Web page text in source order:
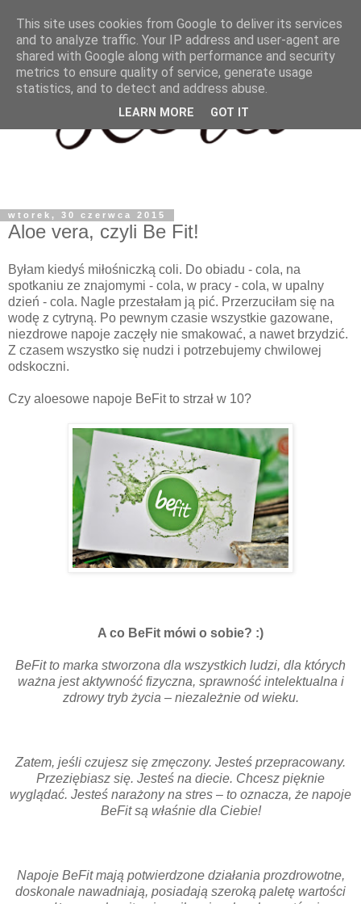
wtorek, 30 czerwca 2015
Aloe vera, czyli Be Fit!
Byłam kiedyś miłośniczką coli. Do obiadu - cola, na
spotkaniu ze znajomymi - cola, w pracy - cola, w upalny
dzień - cola. Nagle przestałam ją pić. Przerzuciłam się na
wodę z cytryną. Po pewnym czasie wszystkie gazowane,
niezdrowe napoje zaczęły nie smakować, a nawet brzydzić.
Z czasem wszystko się nudzi i potrzebujemy chwilowej
odskoczni.
Czy aloesowe napoje BeFit to strzał w 10?
A co BeFit mówi o sobie? :)
BeFit to marka stworzona dla wszystkich ludzi, dla których
ważna jest aktywność fizyczna, sprawność intelektualna i
zdrowy tryb życia – niezależnie od wieku.
Zatem, jeśli czujesz się zmęczony. Jesteś przepracowany.
Przeziębiasz się. Jesteś na diecie. Chcesz pięknie
wyglądać. Jesteś narażony na stres – to oznacza, że napoje
BeFit są właśnie dla Ciebie!
Napoje BeFit mają potwierdzone działania prozdrowotne,
doskonale nawadniają, posiadają szeroką paletę wartości
This site uses cookies from Google to deliver its services
and to analyze traffic. Your IP address and user-agent are
shared with Google along with performance and security
metrics to ensure quality of service, generate usage
statistics, and to detect and address abuse.
LEARN MORE GOT IT